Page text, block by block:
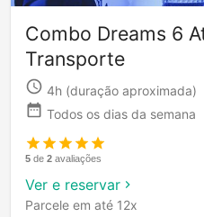
Combo Dreams 6
Transporte
4h (duração aproximada)
Todos os dias da semana
5 de 2 avaliações
Ver e reservar
Parcele em até 12x